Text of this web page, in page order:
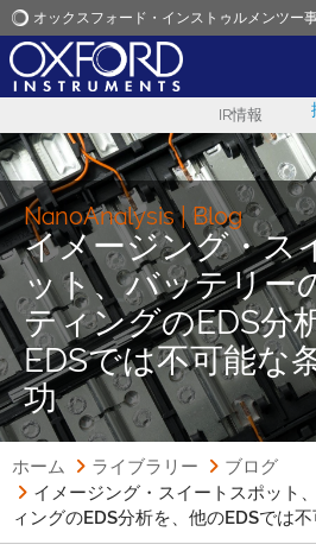
オックスフォード・インストゥルメンツー
オックスフォード・イン
アプリケー
プロダク
ニュース
イベント
お問い合わ
IR情報
NanoAnalysis | Blog
イメージング・ス
ット、バッテリー
ティングのEDS分
EDSでは不可能な
功
ホーム ライブラリー
ブログ
イメージング・スイートスポット
ィングのEDS分析を、他のEDSでは